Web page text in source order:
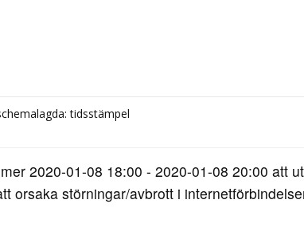
tidsstämpel
2020-01-08 18:00 - 2020-01-08 20:00 att
orsaka störningar/avbrott i